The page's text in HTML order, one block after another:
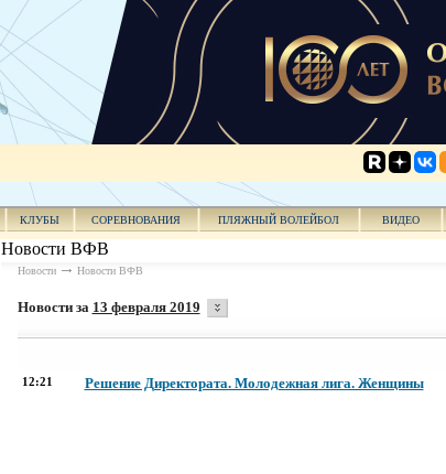
КЛУБЫ СОРЕВНОВАНИЯ ПЛЯЖНЫЙ ВОЛЕЙБОЛ ВИДЕО
Новости ВФВ
Новости Новости ВФВ
Новости за 13 февраля 2019
12:21 Решение Директората. Молодежная лига. Женщины